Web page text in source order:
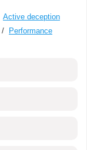
Active deception
/
Performance